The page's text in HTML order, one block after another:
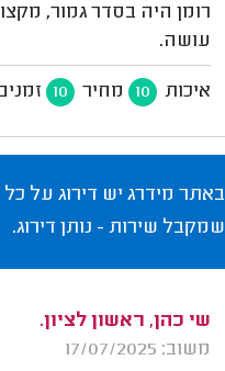
רומן היה בסדר גמור,
עושה.
איכות 10 מחיר 10
באתר מידרג יש דירוג על
שמקבל שירות - נותן דירוג.
שי כהן, ראשון לציון.
משוב: 17/07/2025